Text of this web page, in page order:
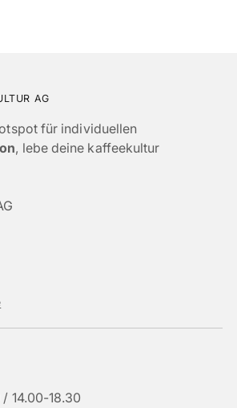
AG
für individuellen
, lebe deine kaffeekultur
14.00-18.30